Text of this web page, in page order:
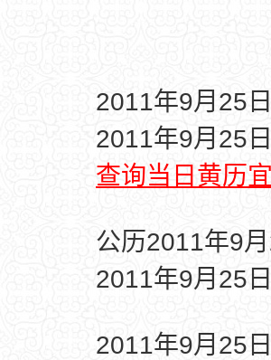
2011年9月25
2011年9月25
查询当日黄历
公历2011年9
2011年9月25
2011年9月25